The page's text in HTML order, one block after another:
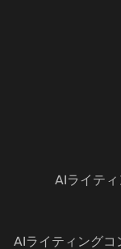
AIライテ
AIライティングコ